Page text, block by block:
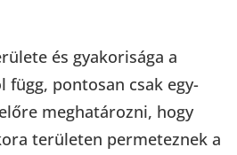
és gyakorisága a
függ, pontosan csak egy-
meghatározni, hogy
területen permeteznek a